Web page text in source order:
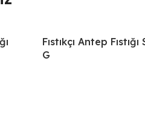
Fıstıkçı Antep
G